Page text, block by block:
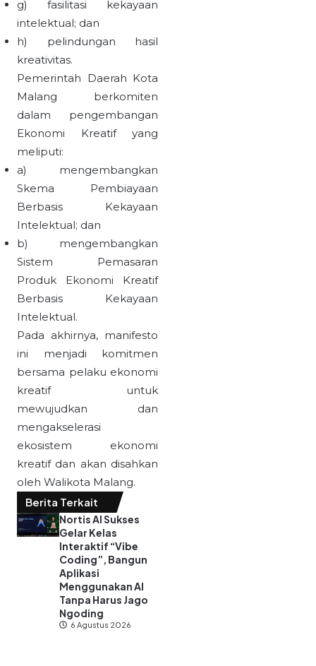
g) fasilitasi kekayaan
intelektual; dan
h) pelindungan hasil
kreativitas.
Pemerintah Daerah Kota
Malang berkomiten
dalam pengembangan
Ekonomi Kreatif yang
meliputi:
a) mengembangkan
Skema Pembiayaan
Berbasis Kekayaan
Intelektual; dan
b) mengembangkan
Sistem Pemasaran
Produk Ekonomi Kreatif
Berbasis Kekayaan
Intelektual.
Pada akhirnya, manifesto
ini menjadi komitmen
bersama pelaku ekonomi
kreatif untuk
mewujudkan dan
mengakselerasi
ekosistem ekonomi
kreatif dan akan disahkan
oleh Walikota Malang.
Berita Terkait
Nortis AI Sukses
Gelar Kelas
Interaktif “Vibe
Coding”, Bangun
Aplikasi
Menggunakan AI
Tanpa Harus Jago
Ngoding
6 Agustus 2026